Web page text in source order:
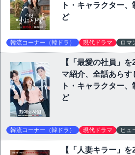
ト・キャラクター
ど
韓流コーナー（韓ドラ） 現代ドラマ ロマ
【「最愛の社員」
マ紹介、全話あら
ト・キャラクター
ど
韓流コーナー（韓ドラ） 現代ドラマ ヒュ
【「人妻キラー」